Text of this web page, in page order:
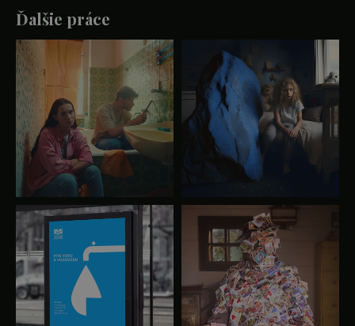
Ďalšie práce